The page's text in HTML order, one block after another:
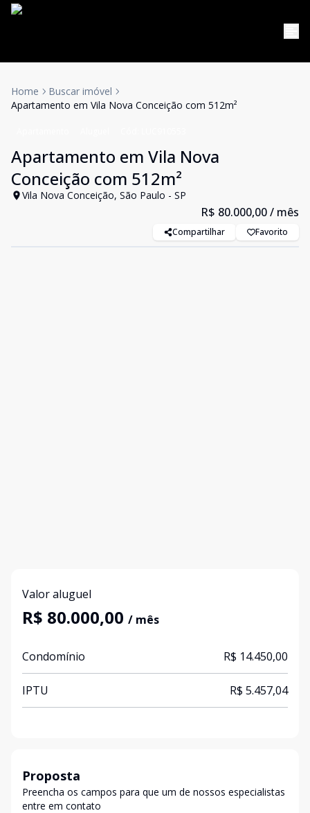
Home
Buscar imóvel
Apartamento em Vila Nova Conceição com 512m²
Apartamento em Vila Nova
Conceição com 512m²
Vila Nova Conceição, São Paulo - SP
R$ 80.000,00/ mês
Compartilhar Favorito
Valor aluguel
R$ 80.000,00 / mês
Condomínio R$ 14.450,00
IPTU R$ 5.457,04
Proposta
Preencha os campos para que um de nossos especialistas
entre em contato